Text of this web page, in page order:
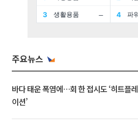
주요뉴스
바다 태운 폭염에…회 한 접시도 ‘히트플레
이션’